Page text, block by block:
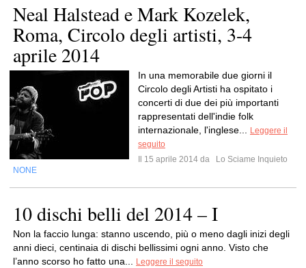
Neal Halstead e Mark Kozelek,
Roma, Circolo degli artisti, 3-4
aprile 2014
In una memorabile due giorni il
Circolo degli Artisti ha ospitato i
concerti di due dei più importanti
rappresentati dell'indie folk
internazionale, l'inglese...
Leggere il
seguito
Il 15 aprile 2014 da
Lo Sciame Inquieto
NONE
10 dischi belli del 2014 – I
Non la faccio lunga: stanno uscendo, più o meno dagli inizi degli
anni dieci, centinaia di dischi bellissimi ogni anno. Visto che
l’anno scorso ho fatto una...
Leggere il seguito